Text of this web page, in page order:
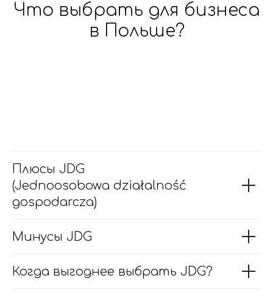
Что выбрать для бизнеса
в Польше?
Плюсы JDG
(Jednoosobowa działalność
gospodarcza)
Минусы JDG
Когда выгоднее выбрать JDG?